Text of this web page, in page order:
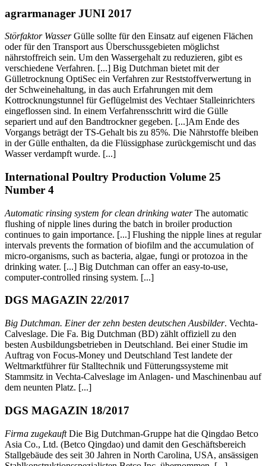
agrarmanager JUNI 2017
Störfaktor WasserGülle sollte für den Einsatz auf eigenen Flächen
oder für den Transport aus Überschussgebieten möglichst
nährstoffreich sein. Um den Wassergehalt zu reduzieren, gibt es
verschiedene Verfahren. [...] Big Dutchman bietet mit der
Gülletrocknung OptiSec ein Verfahren zur Reststoffverwertung in
der Schweinehaltung, in das auch Erfahrungen mit dem
Kottrocknungstunnel für Geflügelmist des Vechtaer Stalleinrichters
eingeflossen sind. In einem Verfahrensschritt wird die Gülle
separiert und auf den Bandtrockner gegeben. [...]Am Ende des
Vorgangs beträgt der TS-Gehalt bis zu 85%. Die Nährstoffe bleiben
in der Gülle enthalten, da die Flüssigphase zurückgemischt und das
Wasser verdampft wurde. [...]
International Poultry Production Volume 25
Number 4
Automatic rinsing system for clean drinking waterThe automatic
flushing of nipple lines during the batch in broiler production
continues to gain importance. [...] Flushing the nipple lines at regular
intervals prevents the formation of biofilm and the accumulation of
micro-organisms, such as bacteria, algae, fungi or protozoa in the
drinking water. [...] Big Dutchman can offer an easy-to-use,
computer-controlled rinsing system. [...]
DGS MAGAZIN 22/2017
Big Dutchman. Einer der zehn besten deutschen Ausbilder. Vechta-
Calveslage. Die Fa. Big Dutchman (BD) zählt offiziell zu den
besten Ausbildungsbetrieben in Deutschland. Bei einer Studie im
Auftrag von Focus-Money und Deutschland Test landete der
Weltmarktführer für Stalltechnik und Fütterungssysteme mit
Stammsitz in Vechta-Calveslage im Anlagen- und Maschinenbau auf
dem neunten Platz. [...]
DGS MAGAZIN 18/2017
Firma zugekauftDie Big Dutchman-Gruppe hat die Qingdao Betco
Asia Co., Ltd. (Betco Qingdao) und damit den Geschäftsbereich
Stallgebäude des seit 30 Jahren in North Carolina, USA, ansässigen